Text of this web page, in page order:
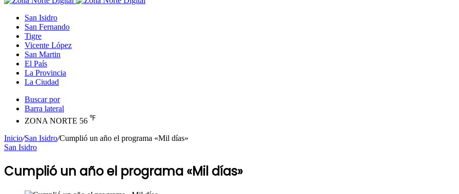
San Isidro
San Fernando
Tigre
Vicente López
San Martin
El País
La Provincia
La Ciudad
Buscar por
Barra lateral
ZONA NORTE 56 ℉
Inicio/San Isidro/Cumplió un año el programa «Mil días»
San Isidro
Cumplió un año el programa «Mil días»